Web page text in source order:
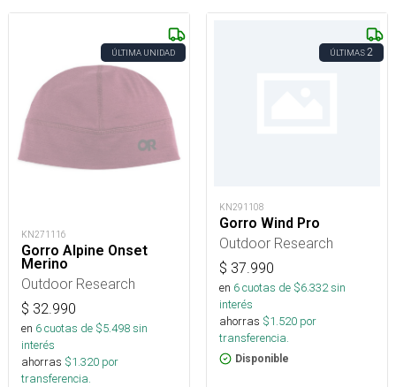
ÚLTIMA UNIDAD
KN271116
Gorro Alpine Onset
Merino
Outdoor Research
$ 32.990
en 6cuotas de $5.498sin
interés
ahorras $1.320 por
transferencia.
ÚLTIMAS2
KN291108
Gorro Wind Pro
Outdoor Research
$ 37.990
en 6cuotas de $6.332sin
interés
ahorras $1.520 por
transferencia.
Disponible